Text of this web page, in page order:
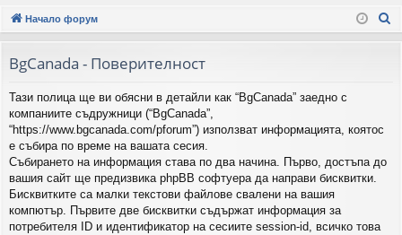
рз
вр
ъз
ки
ум з ис
Начало форум
BgCanada - Поверителност
Тази полица ще ви обясни в детайли как “BgCanada” заедно с
компаниите съдружници (“BgCanada”,
“https://www.bgcanada.com/pforum”) използват информацията, коятос
е събира по време на вашата сесия.
Събирането на информация става по два начина. Първо, достъпа до
вашия сайт ще предизвика phpBB софтуера да направи бисквитки.
Бисквитките са малки текстови файлове свалени на вашия
компютър. Първите две бисквитки съдържат информация за
потребителя ID и идентификатор на сесиите session-id, всичко това